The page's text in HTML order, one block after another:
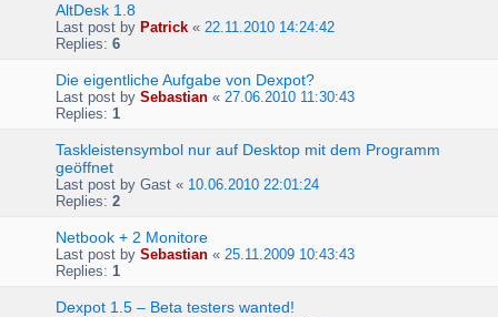
AltDesk 1.8
Last post by Patrick « 22.11.2010 14:24:42
Replies: 6
Die eigentliche Aufgabe von Dexpot?
Last post by Sebastian « 27.06.2010 11:30:43
Replies: 1
Taskleistensymbol nur auf Desktop mit dem Programm
geöffnet
Last post by Gast « 10.06.2010 22:01:24
Replies: 2
Netbook + 2 Monitore
Last post by Sebastian « 25.11.2009 10:43:43
Replies: 1
Dexpot 1.5 – Beta testers wanted!